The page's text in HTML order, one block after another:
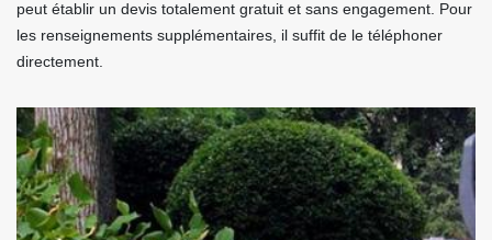
peut établir un devis totalement gratuit et sans engagement. Pour
les renseignements supplémentaires, il suffit de le téléphoner
directement.